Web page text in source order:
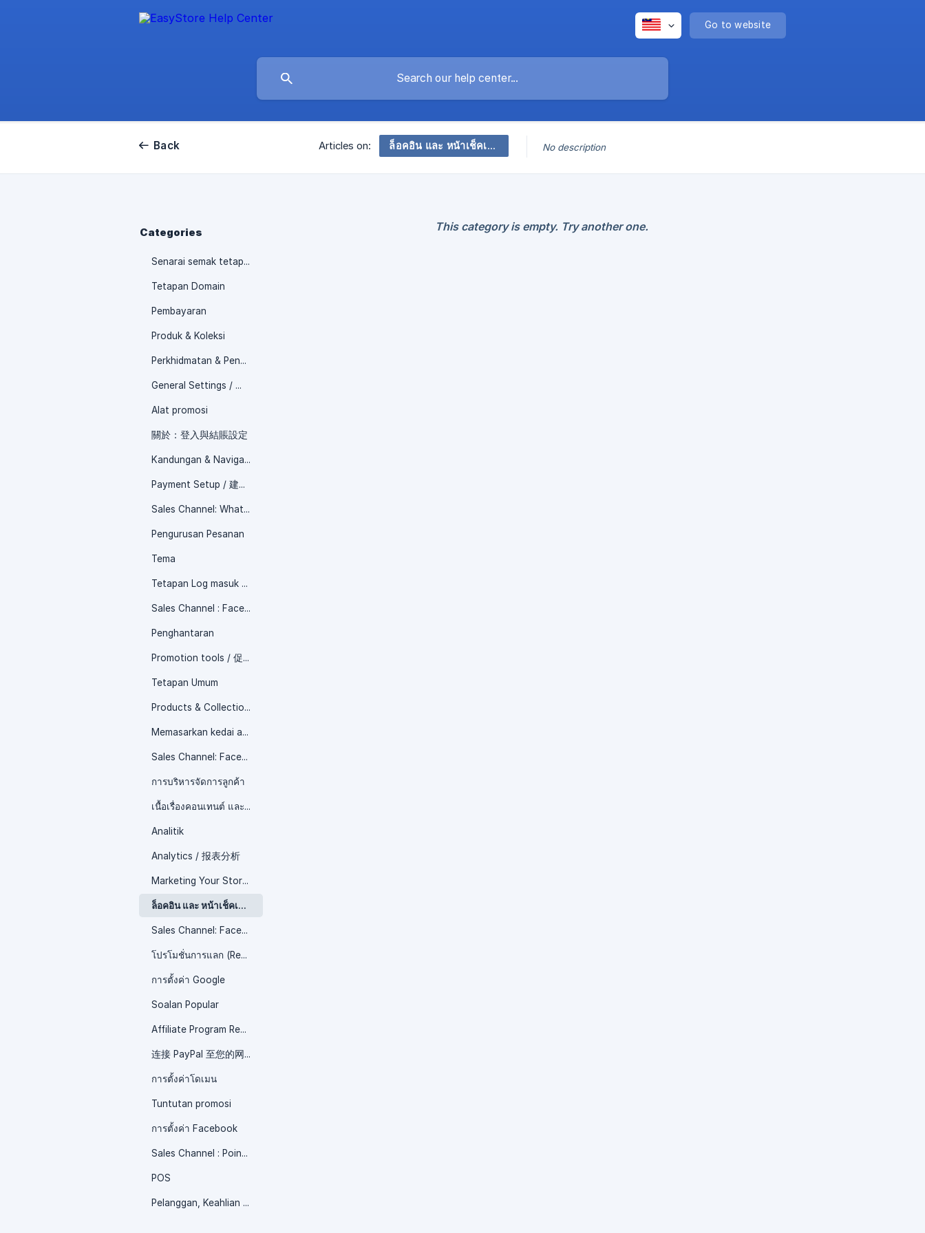
Go to website
Back Articles on: ล็อคอิน และ หน้าเช็คเอาท์ No description
Categories
Senarai semak tetapan kedai atas talian
Tetapan Domain
Pembayaran
Produk & Koleksi
Perkhidmatan & Pengurusan Pelanggan
General Settings / 一般设定
Alat promosi
關於：登入與結賬設定
Kandungan & Navigasi
Payment Setup / 建立支付方式
Sales Channel: WhatsApp Order Form / 销售渠道 : WhatsApp
Pengurusan Pesanan
Tema
Tetapan Log masuk & Checkout
Sales Channel : Facebook Live / 销售渠道 : Facebook 直播
Penghantaran
Promotion tools / 促销工具
Tetapan Umum
Products & Collections / 商品与分类
Memasarkan kedai atas talian anda
Sales Channel: Facebook Messenger / 销售渠道 : Facebook Messenger
การบริหารจัดการลูกค้า
เนื้อเรื่องคอนเทนต์ และ การนำทาง
Analitik
Analytics / 报表分析
Marketing Your Store / 行销您的网店
ล็อคอิน และ หน้าเช็คเอาท์
Sales Channel: Facebook Shop / 销售渠道 : Facebook 商店
โปรโมชั่นการแลก (Redeem)
การตั้งค่า Google
Soalan Popular
Affiliate Program Resources / 联盟计划资源
连接 PayPal 至您的网店
การตั้งค่าโดเมน
Tuntutan promosi
การตั้งค่า Facebook
Sales Channel : Point of Sales (POS) / 销售渠道 : POS 系统
POS
Pelanggan, Keahlian & Promosi
This category is empty. Try another one.